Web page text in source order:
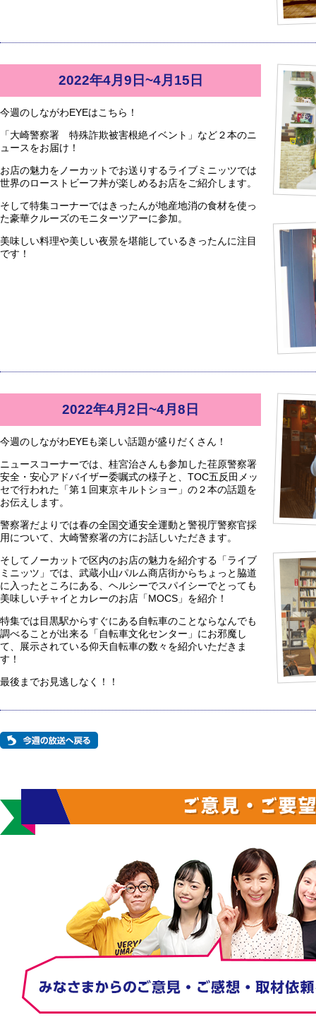
2022年4月9日~4月15日
今週のしながわEYEはこちら！
「大崎警察署 特殊詐欺被害根絶イベント」など２本のニ
ュースをお届け！
お店の魅力をノーカットでお送りするライブミニッツでは
世界のローストビーフ丼が楽しめるお店をご紹介します。
そして特集コーナーではきったんが地産地消の食材を使っ
た豪華クルーズのモニターツアーに参加。
美味しい料理や美しい夜景を堪能しているきったんに注目
です！
2022年4月2日~4月8日
今週のしながわEYEも楽しい話題が盛りだくさん！
ニュースコーナーでは、桂宮治さんも参加した荏原警察署
安全・安心アドバイザー委嘱式の様子と、TOC五反田メッ
セで行われた「第１回東京キルトショー」の２本の話題を
お伝えします。
警察署だよりでは春の全国交通安全運動と警視庁警察官採
用について、大崎警察署の方にお話しいただきます。
そしてノーカットで区内のお店の魅力を紹介する「ライブ
ミニッツ」では、武蔵小山パルム商店街からちょっと脇道
に入ったところにある、ヘルシーでスパイシーでとっても
美味しいチャイとカレーのお店「MOCS」を紹介！
特集では目黒駅からすぐにある自転車のことならなんでも
調べることが出来る「自転車文化センター」にお邪魔し
て、展示されている仰天自転車の数々を紹介いただきま
す！
最後までお見逃しなく！！